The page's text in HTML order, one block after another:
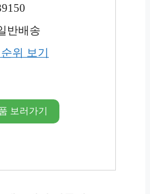
반배송
위 보기
보러가기